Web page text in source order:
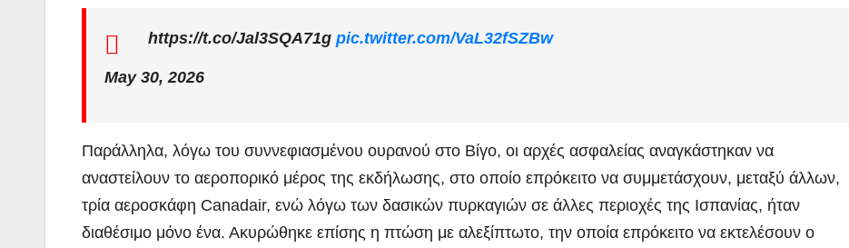
https://t.co/Jal3SQA71g pic.twitter.com/VaL32fSZBw
May 30, 2026
Παράλληλα, λόγω του συννεφιασμένου ουρανού στο Βίγο, οι αρχές ασφαλείας αναγκάστηκαν να
αναστείλουν το αεροπορικό μέρος της εκδήλωσης, στο οποίο επρόκειτο να συμμετάσχουν, μεταξύ άλλων,
τρία αεροσκάφη Canadair, ενώ λόγω των δασικών πυρκαγιών σε άλλες περιοχές της Ισπανίας, ήταν
διαθέσιμο μόνο ένα. Ακυρώθηκε επίσης η πτώση με αλεξίπτωτο, την οποία επρόκειτο να εκτελέσουν ο